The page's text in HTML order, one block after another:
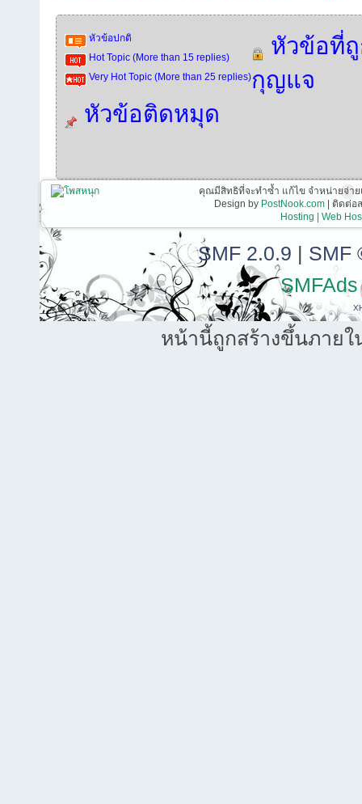
หัวข้อปกติ
Hot Topic (More than 15 replies)
Very Hot Topic (More than 25 replies)
หัวข้อที่
กุญแจ
หัวข้อติดหมุด
คุณมีสิทธิที่จะทำซ้ำ แก้ไข จำหน่ายจ่า
Design by PostNook.com| ติดต่อส
Hosting | Web
SMF 2.0.9 | SMF
SMFAds
หน้านี้ถูกสร้างขึ้นภายใ